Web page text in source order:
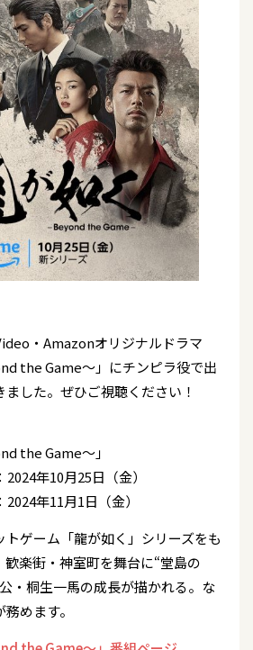
・Amazonオリジナルドラマ
the Game～」にチンピラ役で出
した。ぜひご視聴ください！
the Game～」
年10月25日（金）
年11月1日（金）
ゲーム「龍が如く」シリーズをも
歓楽街・神室町を舞台に“堂島の
・桐生一馬の成長が描かれる。な
めます。